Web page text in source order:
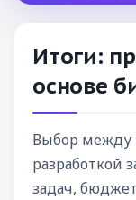
Итоги:
основе
Выбор между
разработкой
задач,